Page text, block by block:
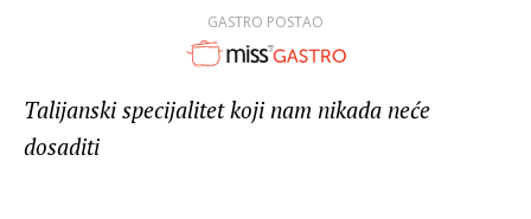
GASTRO POSTAO
Talijanski specijalitet koji nam nikada neće
dosaditi